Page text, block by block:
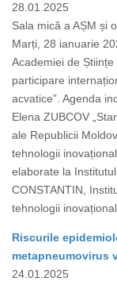
28.01.2025
Sala mică a AȘM și
Marți, 28 ianuarie
Academiei de
participare
acvatice”. Agenda
Elena ZUBCOV
ale Republicii
tehnologii
elaborate la
CONSTANTIN,
tehnologii
Riscurile
metapneumovirus
24.01.2025